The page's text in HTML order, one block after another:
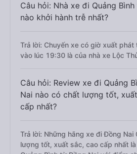
Câu hỏi: Nhà xe đi Quảng
nào khởi hành trễ nhất?
Trả lời: Chuyến xe có giờ xuất phát
vào lúc 19:30 là của nhà xe Lộc
Câu hỏi: Review xe đi Quảng
Nai nào có chất lượng tốt,
cấp nhất?
Trả lời: Những hãng xe đi Đồng Nai
lượng tốt, xuất sắc, cao cấp nhất